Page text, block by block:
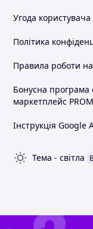
Угода користувача
Політика
Правила роботи
Бонусна програма
маркетплейс PROM
Інструкція Google
Тема - світла